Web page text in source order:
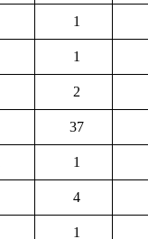
1
1
2
37
1
4
1